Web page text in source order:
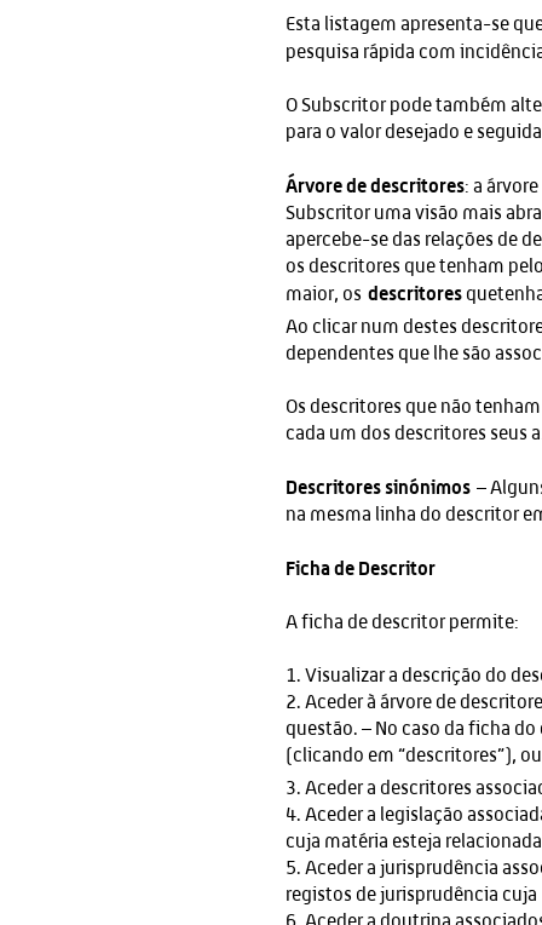
Esta listagem apresenta-se
pesquisa rápida com
O Subscritor pode também
para o valor desejado e
Árvore de descritores: a
Subscritor uma visão mais
apercebe-se das relações de
os descritores que tenham
maior, os descritores
Ao clicar num destes
dependentes que lhe são
Os descritores que não
cada um dos descritores seus
Descritores sinónimos –
na mesma linha do descritor
Ficha de Descritor
A ficha de descritor permite:
1. Visualizar a descrição do
2. Aceder à árvore de
questão. – No caso da ficha
(clicando em “descritores”),
3. Aceder a descritores
4. Aceder a legislação
cuja matéria esteja
5. Aceder a jurisprudência
registos de jurisprudência